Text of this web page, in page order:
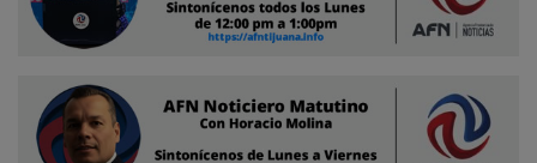
Ventas
Contacto